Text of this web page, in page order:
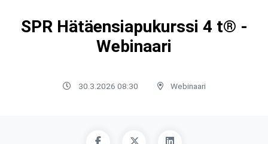
SPR Hätäensiapukurssi 4 t® -
Webinaari
30.3.2026 08:30 Webinaari